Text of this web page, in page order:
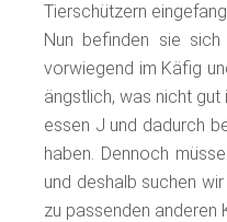
Tierschützern
Nun befinden sie
vorwiegend im Käfig
ängstlich, was nicht
essen J und dadurch
haben. Dennoch
und deshalb suchen
zu passenden anderen